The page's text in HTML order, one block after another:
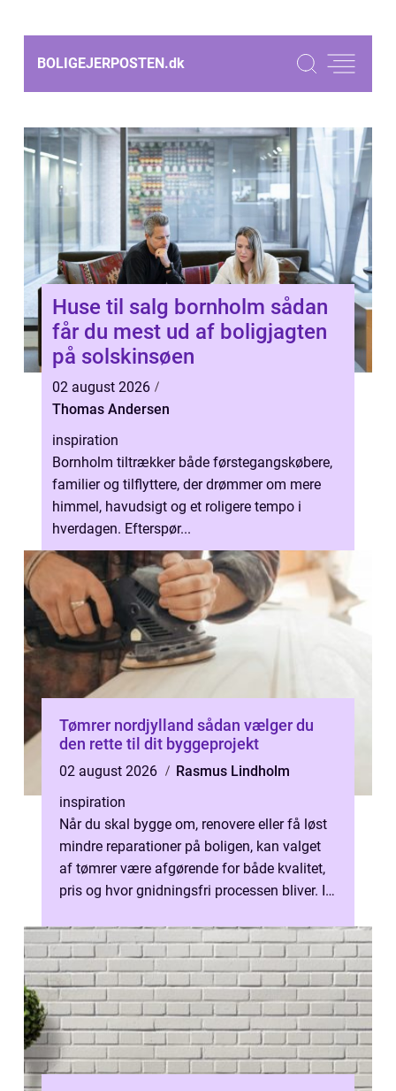
BOLIGEJERPOSTEN.dk
Huse til salg bornholm sådan
får du mest ud af boligjagten
på solskinsøen
02 august 2026
Thomas Andersen
inspiration
Bornholm tiltrækker både førstegangskøbere,
familier og tilflyttere, der drømmer om mere
himmel, havudsigt og et roligere tempo i
hverdagen. Efterspør...
Tømrer nordjylland sådan vælger du
den rette til dit byggeprojekt
02 august 2026
Rasmus Lindholm
inspiration
Når du skal bygge om, renovere eller få løst
mindre reparationer på boligen, kan valget
af tømrer være afgørende for både kvalitet,
pris og hvor gnidningsfri processen bliver. I